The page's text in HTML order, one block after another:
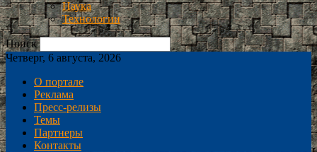
Наука
Технологии
Поиск
Четверг, 6 августа, 2026
О портале
Реклама
Пресс-релизы
Темы
Партнеры
Контакты